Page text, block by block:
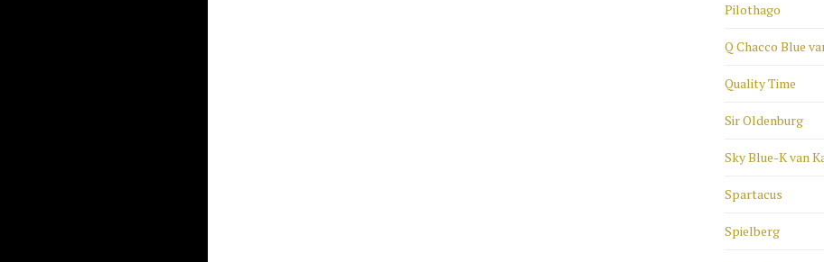
Pilothago
Q Chacco Blue
Quality Time
Sir Oldenburg
Sky Blue-K van
Spartacus
Spielberg